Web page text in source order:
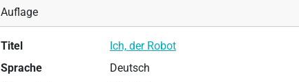
Auflage
Titel
Ich, der Robot
Sprache
Deutsch